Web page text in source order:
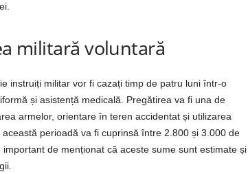
militară voluntară
instruiți militar vor fi cazați timp de patru luni într-o
și asistență medicală. Pregătirea va fi una de
armelor, orientare în teren accidentat și utilizarea
perioadă va fi cuprinsă între 2.800 și 3.000 de
de menționat că aceste sume sunt estimate și